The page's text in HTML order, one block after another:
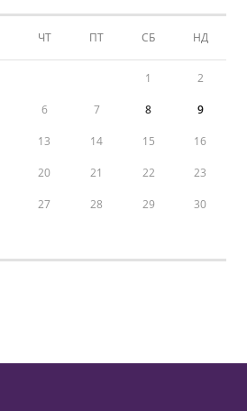
ЧТ ПТ СБ НД
1 2
6 7 8 9
13 14 15 16
20 21 22 23
27 28 29 30